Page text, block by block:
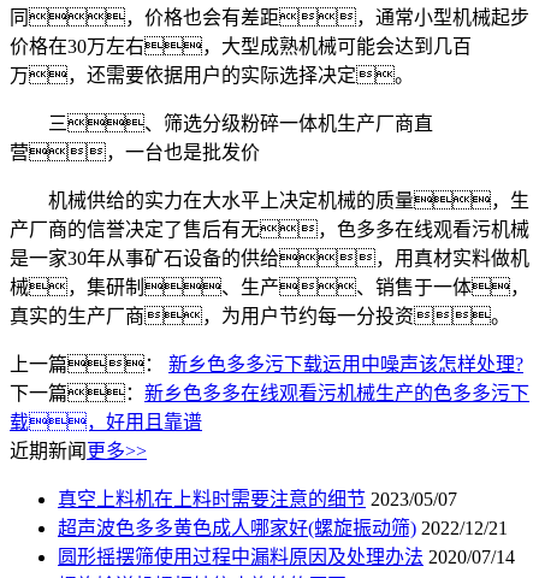
同，价格也会有差距，通常小型机械起步
价格在30万左右，大型成熟机械可能会达到几百
万，还需要依据用户的实际选择决定。
三、筛选分级粉碎一体机生产厂商直
营，一台也是批发价
机械供给的实力在大水平上决定机械的质量，生
产厂商的信誉决定了售后有无，色多多在线观看污机械
是一家30年从事矿石设备的供给，用真材实料做机
械，集研制、生产、销售于一体，
真实的生产厂商，为用户节约每一分投资。
上一篇： 新乡色多多污下载运用中噪声该怎样处理?
下一篇： 新乡色多多在线观看污机械生产的色多多污下
载，好用且靠谱
近期新闻 更多>>
真空上料机在上料时需要注意的细节 2023/05/07
超声波色多多黄色成人哪家好(螺旋振动筛) 2022/12/21
圆形摇摆筛使用过程中漏料原因及处理办法 2020/07/14